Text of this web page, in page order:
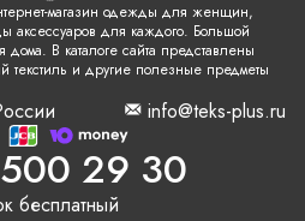
магазин одежды для женщин,
аксессуаров для каждого. Большой
дома. В каталоге сайта представлены
текстиль и другие полезные предметы
info@teks-plus.ru
29 30
бесплатный